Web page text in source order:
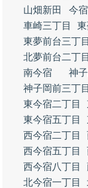
山畑新田
今宿
車崎三丁目
東夢前台三丁目
北夢前台二丁目
南今宿
神
神子岡前三丁目
東今宿二丁目
東今宿五丁目
西今宿二丁目
西今宿五丁目
西今宿八丁目
北今宿一丁目